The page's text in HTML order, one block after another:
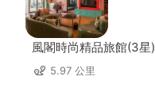
風閣時尚精品旅館(3星)
5.97 公里